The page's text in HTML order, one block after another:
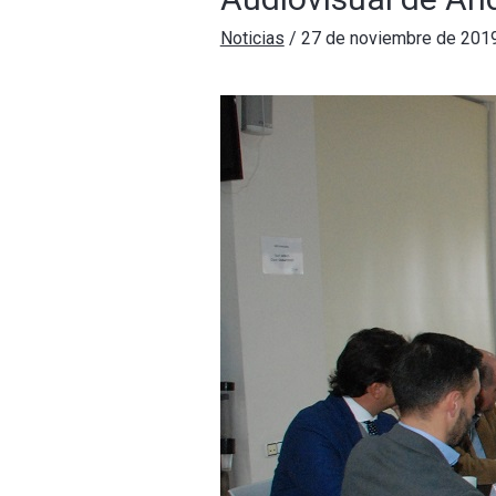
Noticias / 27 de noviembre de